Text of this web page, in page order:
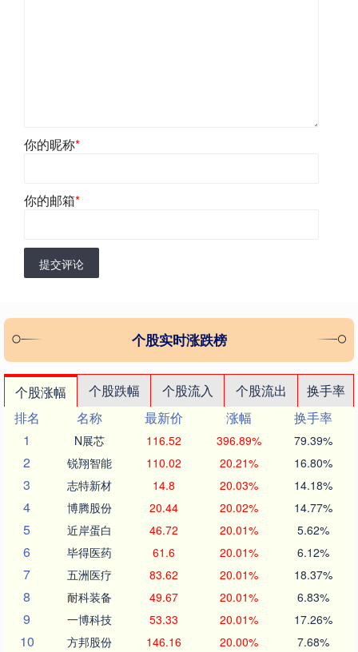
你的昵称*
你的邮箱*
提交评论
个股实时涨跌榜
个股涨幅 个股跌幅 个股流入 个股流出
换手率
排名
名称 最新价 涨幅
换手率
1
N展芯 116.52 396.89% 79.39%
2 锐翔智能 110.02 20.21% 16.80%
3 志特新材 14.8 20.03% 14.18%
4 博腾股份 20.44 20.02% 14.77%
5 近岸蛋白 46.72 20.01% 5.62%
6 毕得医药 61.6 20.01% 6.12%
7 五洲医疗 83.62 20.01% 18.37%
8 耐科装备 49.67 20.01% 6.83%
9 一博科技 53.33 20.01% 17.26%
10 方邦股份 146.16 20.00% 7.68%